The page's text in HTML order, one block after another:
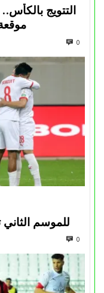
التتويج
0
للموسم الثاني
0